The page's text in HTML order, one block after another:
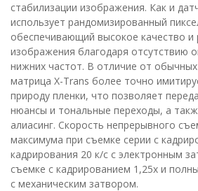
стабилизации изображения. Как и
использует рандомизированный
обеспечивающий высокое качество и
изображения благодаря отсутствию
нижних частот. В отличие от
матрица X-Trans более точно
природу пленки, что позволяет
нюансы и тональные переходы, а
алиасинг. Скорость непрерывного
максимума при съемке серии с
кадрирования 20 к/с с электронным
съемке с кадрированием 1,25x и
с механическим затвором.